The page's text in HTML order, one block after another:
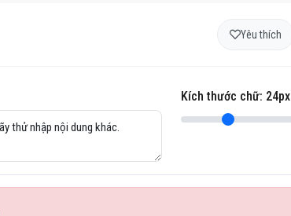
Yêu thích
Kích thước chữ: 24px